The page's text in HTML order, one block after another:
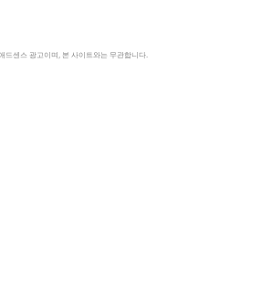
드센스 광고이며, 본 사이트와는 무관합니다.